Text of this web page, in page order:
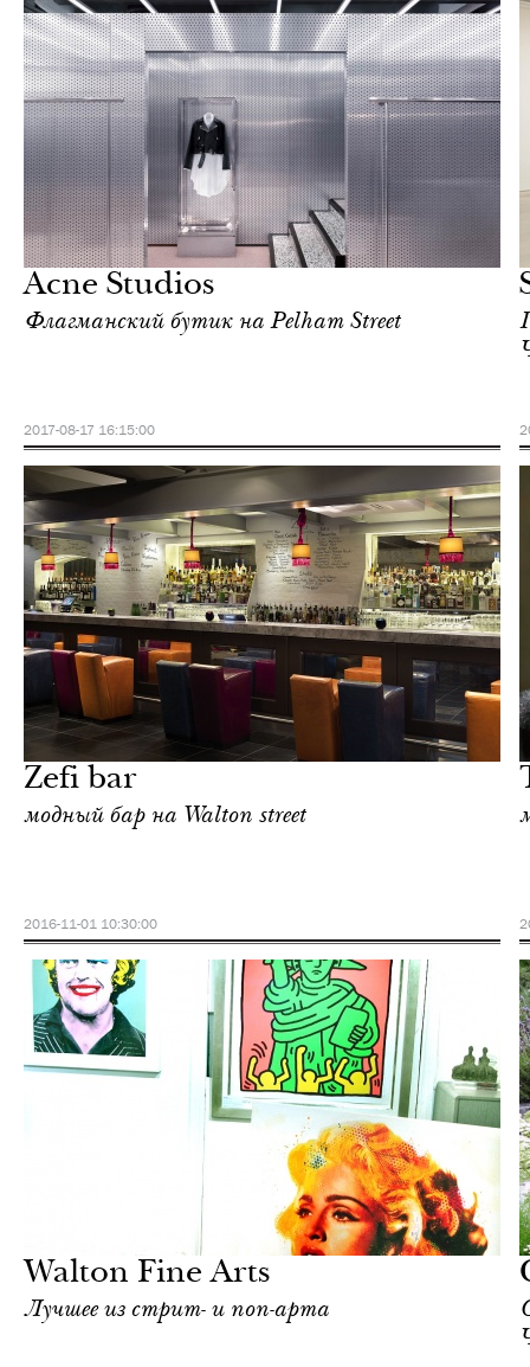
Acne Studios
Флагманский бутик на Pelham Street
2017-08-17 16:15:00
Zefi bar
модный бар на Walton street
2016-11-01 10:30:00
среда
Walton Fine Arts
Лучшее из стрит- и поп-арта
среда